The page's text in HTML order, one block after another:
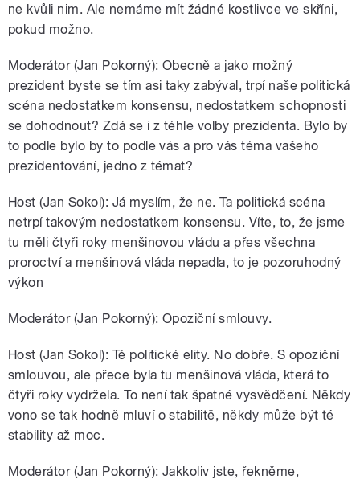
ne kvůli nim. Ale nemáme mít žádné kostlivce ve skříni,
pokud možno.
Moderátor (Jan Pokorný): Obecně a jako možný
prezident byste se tím asi taky zabýval, trpí naše politická
scéna nedostatkem konsensu, nedostatkem schopnosti
se dohodnout? Zdá se i z téhle volby prezidenta. Bylo by
to podle bylo by to podle vás a pro vás téma vašeho
prezidentování, jedno z témat?
Host (Jan Sokol): Já myslím, že ne. Ta politická scéna
netrpí takovým nedostatkem konsensu. Víte, to, že jsme
tu měli čtyři roky menšinovou vládu a přes všechna
proroctví a menšinová vláda nepadla, to je pozoruhodný
výkon
Moderátor (Jan Pokorný): Opoziční smlouvy.
Host (Jan Sokol): Té politické elity. No dobře. S opoziční
smlouvou, ale přece byla tu menšinová vláda, která to
čtyři roky vydržela. To není tak špatné vysvědčení. Někdy
vono se tak hodně mluví o stabilitě, někdy může být té
stability až moc.
Moderátor (Jan Pokorný): Jakkoliv jste, řekněme,